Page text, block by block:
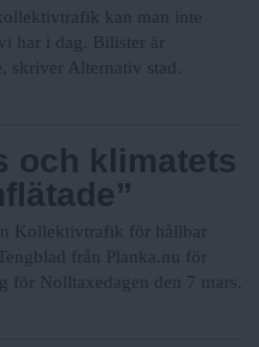
kan man inte
har i dag. Bilister är
skriver Alternativ stad.
och klimatets
Kollektivtrafik för hållbar
från Planka.nu för
Nolltaxedagen den 7 mars.